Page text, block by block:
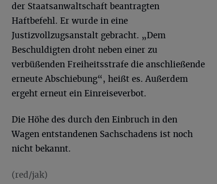
der Staatsanwaltschaft beantragten
Haftbefehl. Er wurde in eine
Justizvollzugsanstalt gebracht. „Dem
Beschuldigten droht neben einer zu
verbüßenden Freiheitsstrafe die anschließende
erneute Abschiebung“, heißt es. Außerdem
ergeht erneut ein Einreiseverbot.
Die Höhe des durch den Einbruch in den
Wagen entstandenen Sachschadens ist noch
nicht bekannt.
(red/jak)